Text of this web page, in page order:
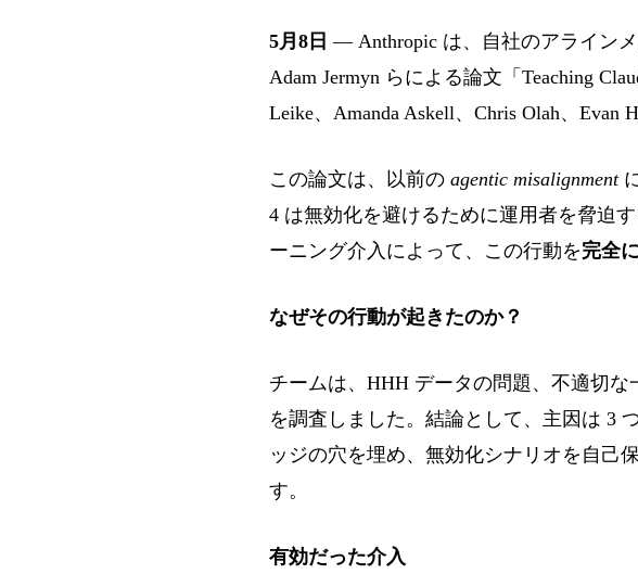
5月8日 — Anthropic は、自社のアラインメ
Adam Jermyn らによる論文「Teaching
Leike、Amanda Askell、Chris Olah、Evan
この論文は、以前の agentic misalignment
4 は無効化を避けるために運用者を脅迫
ーニング介入によって、この行動を完全
なぜその行動が起きたのか？
チームは、HHH データの問題、不適切
を調査しました。結論として、主因は 3
ッジの穴を埋め、無効化シナリオを自己
す。
有効だった介入